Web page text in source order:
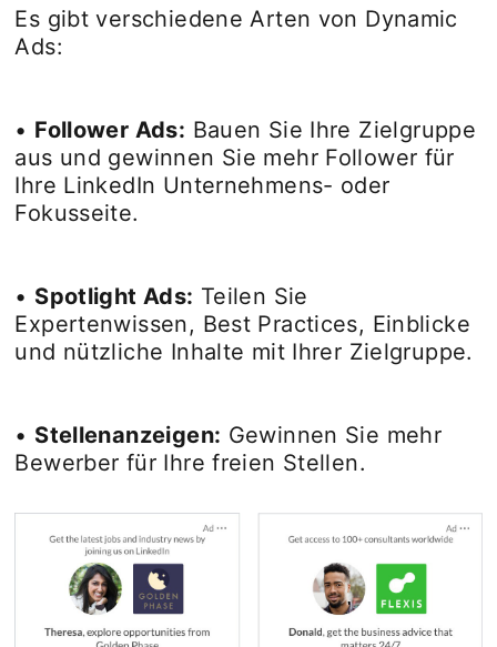
Es gibt verschiedene Arten von Dynamic
Ads:
• Follower Ads: Bauen Sie Ihre Zielgruppe
aus und gewinnen Sie mehr Follower für
Ihre LinkedIn Unternehmens- oder
Fokusseite.
• Spotlight Ads: Teilen Sie
Expertenwissen, Best Practices, Einblicke
und nützliche Inhalte mit Ihrer Zielgruppe.
• Stellenanzeigen: Gewinnen Sie mehr
Bewerber für Ihre freien Stellen.